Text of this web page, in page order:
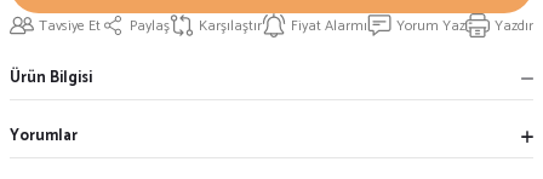
Tavsiye Et Paylaş Karşılaştır Fiyat Alarmı Yorum Yaz Yazdır
Ürün Bilgisi
Yorumlar